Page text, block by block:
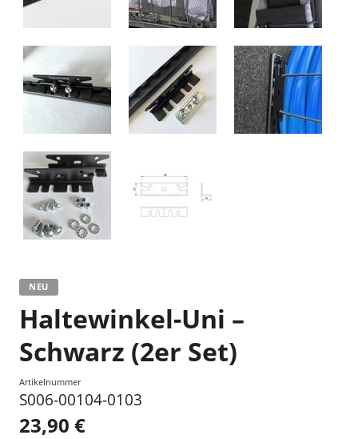
NEU
Haltewinkel-Uni –
Schwarz (2er Set)
Artikelnummer
S006-00104-0103
23,90 €